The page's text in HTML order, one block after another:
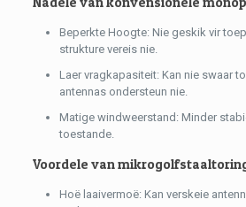
Beperkte Hoogte: Nie geskik vir
strukture vereis nie.
Laer vragkapasiteit: Kan nie swaar
antennas ondersteun nie.
Matige windweerstand: Minder
toestande.
Voordele van
Hoë laaivermoë: Kan verskeie